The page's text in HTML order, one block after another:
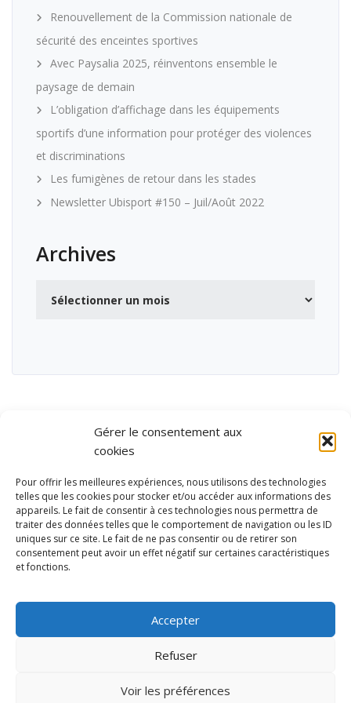
Gérer le consentement aux
cookies
Pour offrir les meilleures expériences, nous utilisons des technologies
telles que les cookies pour stocker et/ou accéder aux informations des
appareils. Le fait de consentir à ces technologies nous permettra de
traiter des données telles que le comportement de navigation ou les ID
uniques sur ce site. Le fait de ne pas consentir ou de retirer son
consentement peut avoir un effet négatif sur certaines caractéristiques
et fonctions.
Accepter
Refuser
Voir les préférences
Renouvellement de la Commission nationale de
sécurité des enceintes sportives
Avec Paysalia 2025, réinventons ensemble le
paysage de demain
L’obligation d’affichage dans les équipements
sportifs d’une information pour protéger des violences
et discriminations
Les fumigènes de retour dans les stades
Newsletter Ubisport #150 – Juil/Août 2022
Archives
et de loisirs
Contact
Mentions légales